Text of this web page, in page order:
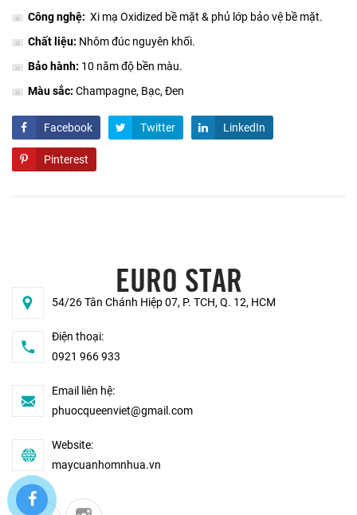
Công nghệ: Xi mạ Oxidized bề mặt & phủ lớp bảo vệ bề mặt.
Chất liệu: Nhôm đúc nguyên khối.
Bảo hành: 10 năm độ bền màu.
Màu sắc: Champagne, Bạc, Đen
Facebook Twitter LinkedIn
Pinterest
EURO STAR
54/26 Tân Chánh Hiệp 07, P. TCH, Q. 12, HCM
Điện thoại:
0921 966 933
Email liên hệ:
phuocqueenviet@gmail.com
Website:
maycuanhomnhua.vn